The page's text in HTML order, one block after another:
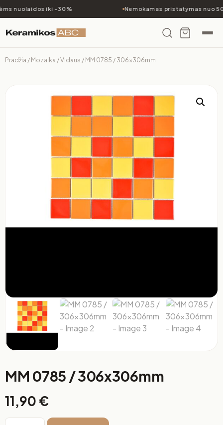
nuolaidos iki -30% Nemokamas pristatymas nuo
Pradžia / Mozaika /Vidaus / MM 0785 / 306x306mm
MM 0785 / 306x306mm
11,90 €